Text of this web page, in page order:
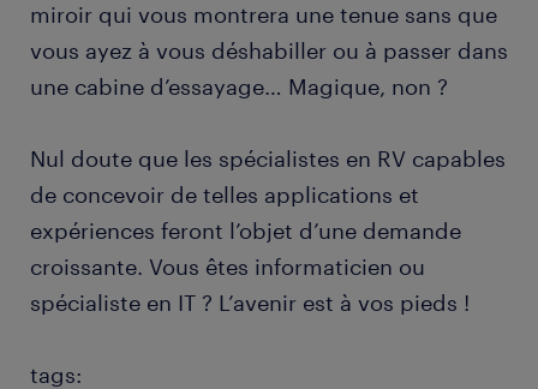
miroir qui vous montrera une tenue sans que
vous ayez à vous déshabiller ou à passer dans
une cabine d’essayage… Magique, non ?
Nul doute que les spécialistes en RV capables
de concevoir de telles applications et
expériences feront l’objet d’une demande
croissante. Vous êtes informaticien ou
spécialiste en IT ? L’avenir est à vos pieds !
tags: